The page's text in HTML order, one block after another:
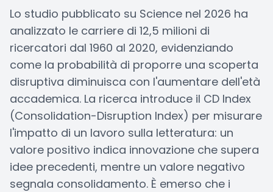
Lo studio pubblicato su Science nel 2026 ha
analizzato le carriere di 12,5 milioni di
ricercatori dal 1960 al 2020, evidenziando
come la probabilità di proporre una scoperta
disruptiva diminuisca con l'aumentare dell'età
accademica. La ricerca introduce il CD Index
(Consolidation-Disruption Index) per misurare
l'impatto di un lavoro sulla letteratura: un
valore positivo indica innovazione che supera
idee precedenti, mentre un valore negativo
segnala consolidamento. È emerso che i